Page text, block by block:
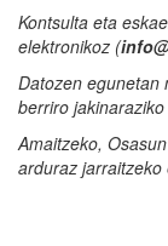
Kontsulta eta
elektronikoz (
Datozen egunetan
berriro jakinaraziko
Amaitzeko,
arduraz